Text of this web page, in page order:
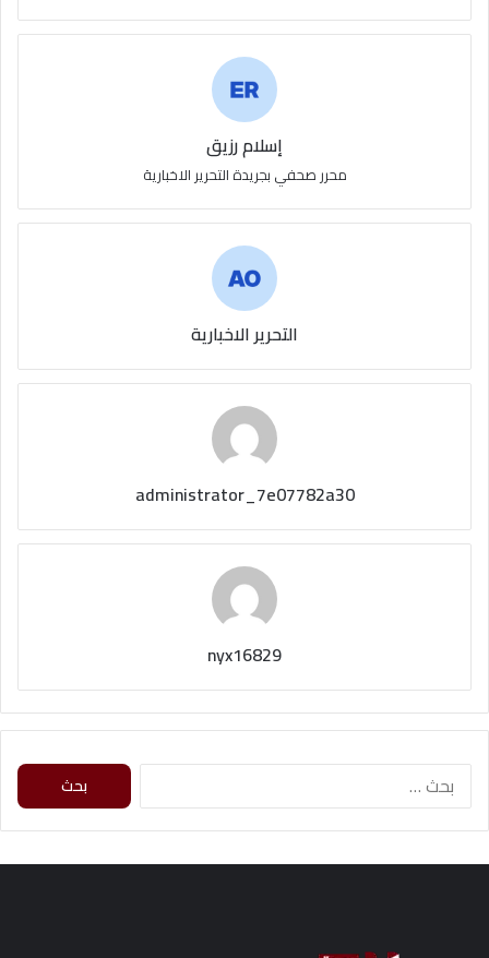
إسلام رزيق
محرر صحفي بجريدة التحرير الاخبارية
التحرير الاخبارية
administrator_7e07782a30
nyx16829
ث